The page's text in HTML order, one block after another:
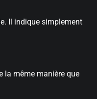
Il indique simplement
la même manière que